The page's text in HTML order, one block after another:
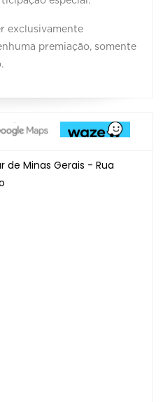
exclusivamente
premiação, somente
de Minas Gerais - Rua